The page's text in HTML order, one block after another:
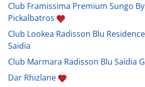
Club Framissima Premium Sungo By
Pickalbatros
Club Lookea Radisson Blu
Saidia
Club Marmara Radisson Blu Saidia
Dar Rhizlane